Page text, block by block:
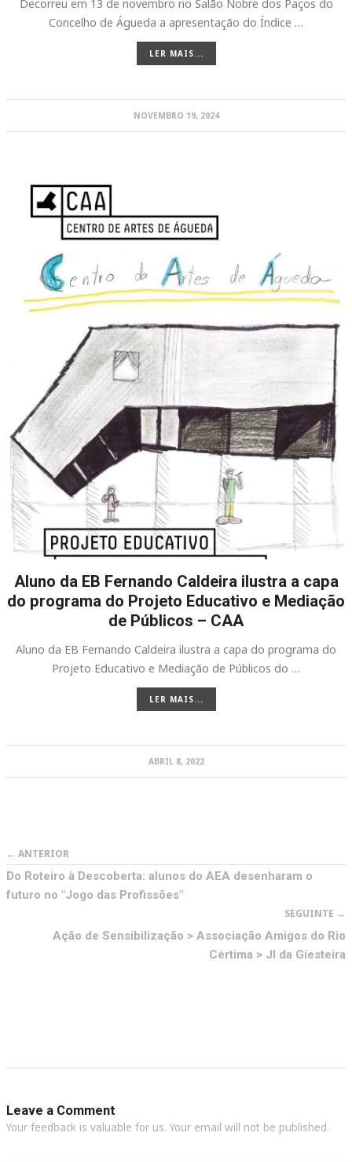
Decorreu em 13 de novembro no Salão Nobre dos Paços do
Concelho de Águeda a apresentação do Índice …
LER MAIS...
NOVEMBRO 19, 2024
Aluno da EB Fernando Caldeira ilustra a capa
do programa do Projeto Educativo e Mediação
de Públicos – CAA
Aluno da EB Fernando Caldeira ilustra a capa do programa do
Projeto Educativo e Mediação de Públicos do …
LER MAIS...
ABRIL 8, 2022
← ANTERIOR
Do Roteiro à Descoberta: alunos do AEA desenharam o
futuro no "Jogo das Profissões"
SEGUINTE →
Ação de Sensibilização > Associação Amigos do Rio
Cértima > JI da Giesteira
Leave a Comment
Your feedback is valuable for us. Your email will not be published.